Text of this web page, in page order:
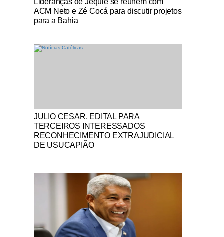
Lideranças de Jequié se reúnem com
ACM Neto e Zé Cocá para discutir projetos
para a Bahia
Notícias Católicas
JULIO CESAR, EDITAL PARA
TERCEIROS INTERESSADOS
RECONHECIMENTO EXTRAJUDICIAL
DE USUCAPIÃO